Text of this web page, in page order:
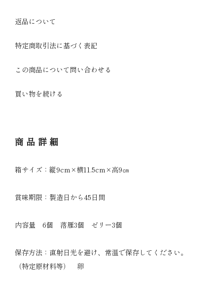
返品について
特定商取引法に基づく表記
この商品について問い合わせる
買い物を続ける
商品詳細
箱サイズ：縦9cm×横11.5cm×高9㎝
賞味期限：製造日から45日間
内容量 6個 落雁3個 ゼリー3個
保存方法：直射日光を避け、常温で保存してください。
（特定原材料等） 卵